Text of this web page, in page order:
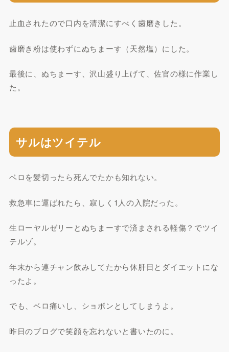
止血されたので口内を清潔にすべく歯磨きした。
歯磨き粉は使わずにぬちまーす（天然塩）にした。
最後に、ぬちまーす、沢山盛り上げて、佐官の様に作業し
た。
サルはツイテル
ベロを髪切ったら死んでたかも知れない。
救急車に運ばれたら、寂しく1人の入院だった。
生ローヤルゼリーとぬちまーすで済まされる軽傷？でツイ
テルゾ。
年末から連チャン飲みしてたから休肝日とダイエットにな
ったよ。
でも、ベロ痛いし、ショボンとしてしまうよ。
昨日のブログで笑顔を忘れないと書いたのに。